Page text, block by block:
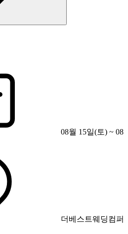
08월 15일(토) ~ 08
더베스트웨딩컴퍼